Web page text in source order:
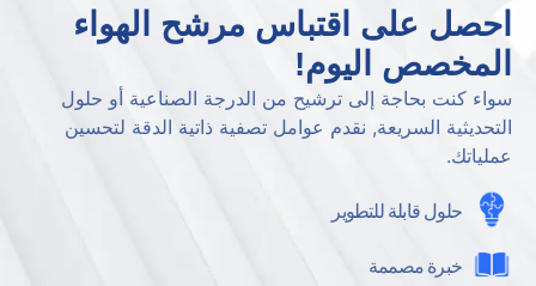
احصل على اقتباس مرشح الهواء
المخصص اليوم!
سواء كنت بحاجة إلى ترشيح من الدرجة الصناعية أو حلول
التحديثية السريعة, نقدم عوامل تصفية ذاتية الدقة لتحسين
عملياتك.
حلول قابلة للتطوير
خبرة مصممة